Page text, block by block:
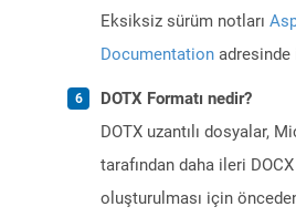
Eksiksiz sürüm notları
Documentation adresinde
DOTX Formatı nedir?
DOTX uzantılı dosyalar,
tarafından daha ileri DOCX
oluşturulması için